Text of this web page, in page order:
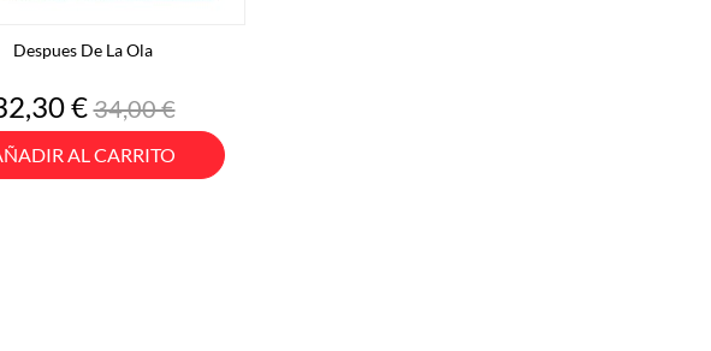
Despues De La Ola
€Precio
base
34,00 €
AL CARRITO